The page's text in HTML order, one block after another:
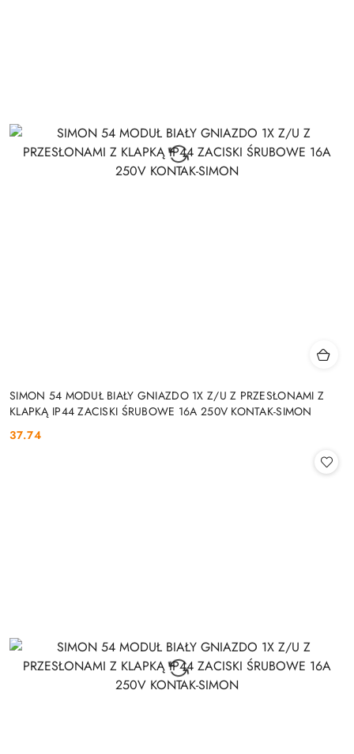
SIMON 54 MODUŁ BIAŁY GNIAZDO 1X Z/U Z PRZESŁONAMI Z
KLAPKĄ IP44 ZACISKI ŚRUBOWE 16A 250V KONTAK-SIMON
Cena:
37.74